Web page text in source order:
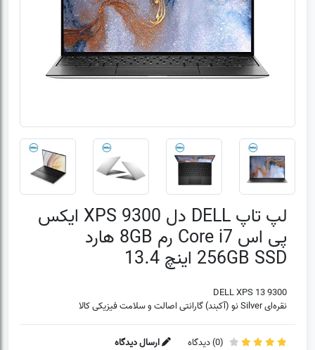
لپ تاپ DELL دل XPS 9300 ایکس
پی اس Core i7 رم 8GB هارد
256GB SSD اینچ 13.4
DELL XPS 13 9300
نقره‌ای Silver نو (آکبند) گارانتی اصالت و سلامت فیزیکی کالا
(
0) دیدگاه ارسال دیدگاه